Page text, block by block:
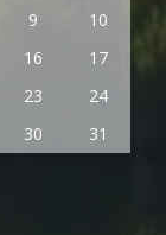
9
10
16
17
23
24
30 31